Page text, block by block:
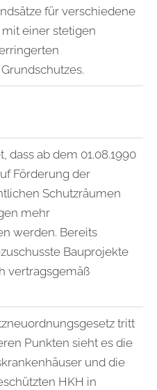
für verschiedene
einer stetigen
dass ab dem 01.08.1990
Förderung der
Schutzräumen
mehr
werden. Bereits
Bauprojekte
vertragsgemäß
tritt
Punkten sieht es die
und die
HKH in